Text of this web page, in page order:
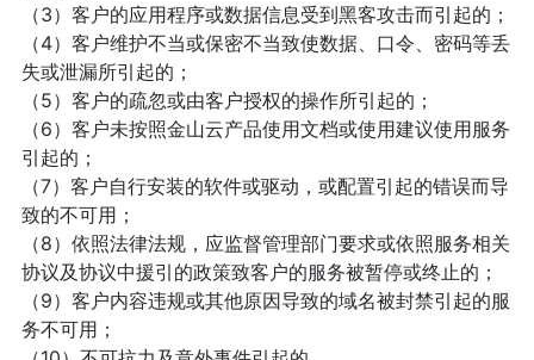
（3）客户的应用程序或数据信息受到黑客攻击而引起的；
（4）客户维护不当或保密不当致使数据、口令、密码等丢
失或泄漏所引起的；
（5）客户的疏忽或由客户授权的操作所引起的；
（6）客户未按照金山云产品使用文档或使用建议使用服务
引起的；
（7）客户自行安装的软件或驱动，或配置引起的错误而导
致的不可用；
（8）依照法律法规，应监督管理部门要求或依照服务相关
协议及协议中援引的政策致客户的服务被暂停或终止的；
（9）客户内容违规或其他原因导致的域名被封禁引起的服
务不可用；